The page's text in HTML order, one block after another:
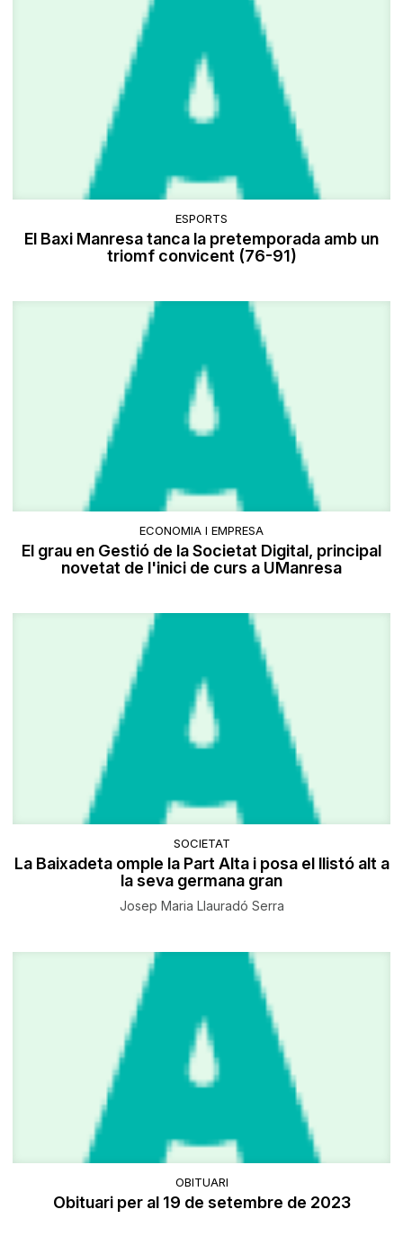
ESPORTS
El Baxi Manresa tanca la pretemporada amb un
triomf convicent (76-91)
ECONOMIA I EMPRESA
El grau en Gestió de la Societat Digital, principal
novetat de l'inici de curs a UManresa
SOCIETAT
La Baixadeta omple la Part Alta i posa el llistó alt a
la seva germana gran
Josep Maria Llauradó Serra
OBITUARI
Obituari per al 19 de setembre de 2023